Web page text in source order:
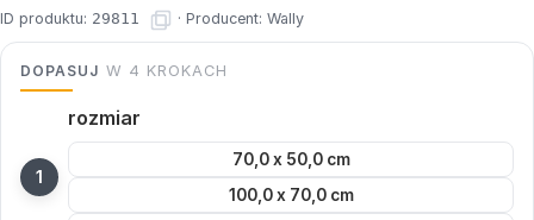
ID produktu: 29811 · Producent: Wally
DOPASUJ W 4 KROKACH
rozmiar
70,0 x 50,0 cm
100,0 x 70,0 cm